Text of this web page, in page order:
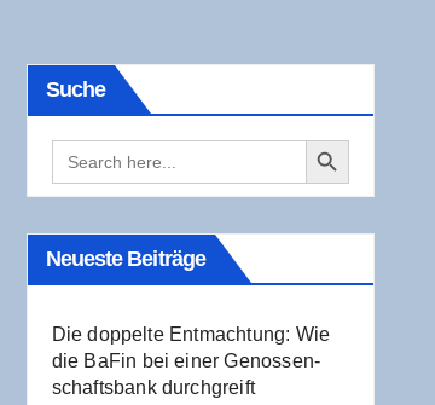
Suche
Search
for:
Search Button
Neu­es­te Beiträge
Die dop­pel­te Ent­mach­tung: Wie
die BaFin bei einer Genos­sen­
schafts­bank durchgreift